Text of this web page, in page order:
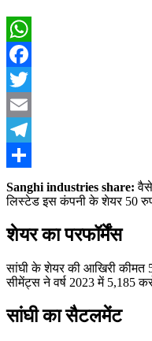
WhatsApp
Facebook
Twitter
Email
Telegram
Share
Sanghi industries share:
लिस्टेड इस कंपनी के शेयर 50
शेयर का परफॉर्मेंस
सांघी के शेयर की आखिरी कीमत
सीमेंट्स ने वर्ष 2023 में 5,185
सांघी का सैटलमेंट